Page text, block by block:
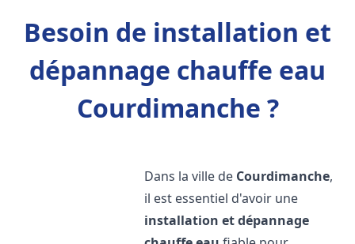
Besoin de installation et
dépannage chauffe eau
Courdimanche ?
Dans la ville de Courdimanche,
il est essentiel d'avoir une
installation et dépannage